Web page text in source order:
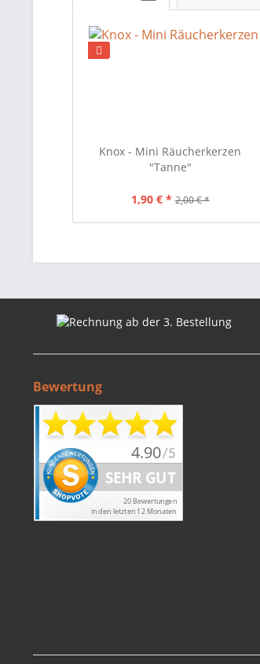
Knox - Mini Räucherkerzen
"Tanne"
1,90 € * 2,00 € *
Bewertung